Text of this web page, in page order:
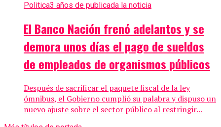
Politica3 años de publicada la noticia
El Banco Nación frenó adelantos y se
demora unos días el pago de sueldos
de empleados de organismos públicos
Después de sacrificar el paquete fiscal de la ley
ómnibus, el Gobierno cumplió su palabra y dispuso un
nuevo ajuste sobre el sector público al restringir...